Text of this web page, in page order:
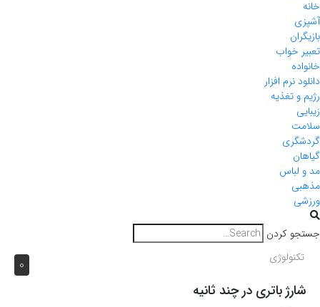
خانه
آشپزی
بازیگران
تعبیر خواب
خانواده
دانلود نرم افزار
رژیم و تغذیه
زیبایی
سلامت
گردشگری
گیاهان
مد و لباس
مذهبی
ورزشی
جستجو کردن
0 تکنولوژی
شارژ باتری در چند ثانیه